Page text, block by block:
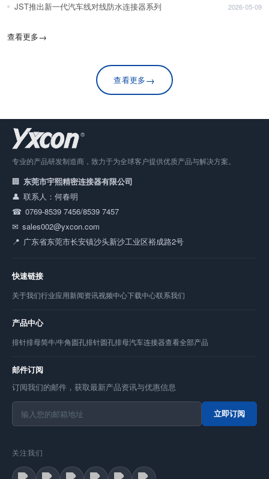
JST推出新一代汽车线对线防水连接器系列 2026-05-09
查看更多→
查看更多→
专业的产品研发制造商，致力于为全球客户提供优质产品与解决方案。
东莞市宇熙精密连接器有限公司
联系人：何春明
0769-8539 7456/8539 7457
sales002@yxcon.com
广东省东莞市长安镇沙头新沙工业区裕成路2号
快速链接
关于我们行业应用新闻资讯视频中心下载中心联系我们
产品中心
排针排母简牛/牛角圆孔排针圆孔排母汽车连接器查看全部产品
邮件订阅
订阅我们的邮件，获取最新产品资讯与优惠信息
立即订阅
关注我们